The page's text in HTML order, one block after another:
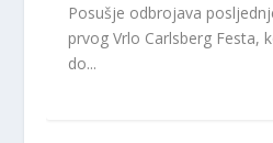
Posušje odbrojava
prvog Vrlo Carlsberg Festa,
do...